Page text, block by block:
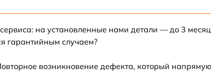
памяти
сервиса: на установленные нами детали — до 3
гарантийным случаем?
возникновение дефекта, который